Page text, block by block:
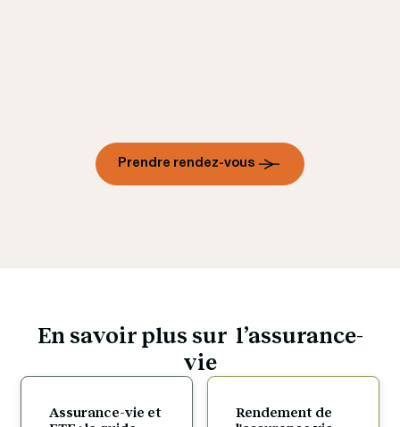
Prendre rendez-vous
En savoir plus sur  l’assurance-
vie
Assurance-vie et
Rendement de